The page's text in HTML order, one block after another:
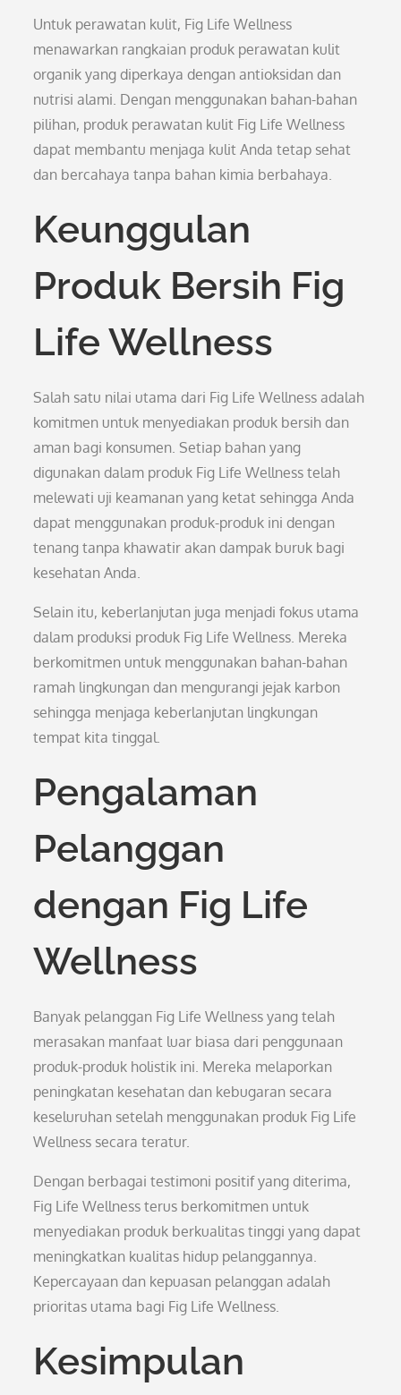
Untuk perawatan kulit, Fig Life Wellness
menawarkan rangkaian produk perawatan kulit
organik yang diperkaya dengan antioksidan dan
nutrisi alami. Dengan menggunakan bahan-bahan
pilihan, produk perawatan kulit Fig Life Wellness
dapat membantu menjaga kulit Anda tetap sehat
dan bercahaya tanpa bahan kimia berbahaya.
Keunggulan
Produk Bersih Fig
Life Wellness
Salah satu nilai utama dari Fig Life Wellness adalah
komitmen untuk menyediakan produk bersih dan
aman bagi konsumen. Setiap bahan yang
digunakan dalam produk Fig Life Wellness telah
melewati uji keamanan yang ketat sehingga Anda
dapat menggunakan produk-produk ini dengan
tenang tanpa khawatir akan dampak buruk bagi
kesehatan Anda.
Selain itu, keberlanjutan juga menjadi fokus utama
dalam produksi produk Fig Life Wellness. Mereka
berkomitmen untuk menggunakan bahan-bahan
ramah lingkungan dan mengurangi jejak karbon
sehingga menjaga keberlanjutan lingkungan
tempat kita tinggal.
Pengalaman
Pelanggan
dengan Fig Life
Wellness
Banyak pelanggan Fig Life Wellness yang telah
merasakan manfaat luar biasa dari penggunaan
produk-produk holistik ini. Mereka melaporkan
peningkatan kesehatan dan kebugaran secara
keseluruhan setelah menggunakan produk Fig Life
Wellness secara teratur.
Dengan berbagai testimoni positif yang diterima,
Fig Life Wellness terus berkomitmen untuk
menyediakan produk berkualitas tinggi yang dapat
meningkatkan kualitas hidup pelanggannya.
Kepercayaan dan kepuasan pelanggan adalah
prioritas utama bagi Fig Life Wellness.
Kesimpulan